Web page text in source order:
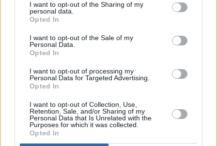
I want to opt-out of the Sharing of my
personal data.
Opted In
I want to opt-out of the Sale of my
Personal Data.
Opted In
I want to opt-out of processing my
Personal Data for Targeted Advertising.
Opted In
I want to opt-out of Collection, Use,
Retention, Sale, and/or Sharing of my
Personal Data that Is Unrelated with the
Purposes for which it was collected.
Opted In
“Μακάρι με την ιατρική να
μπορέσω να βοηθήσω κόσμο”,
λέει ο Ευαγγελινός
«Η επιτυχία μου να περάσω στην ιατρική είναι
μόνο η αρχή. Θέλω να βοηθήσω τον κόσμο
χαρούμενο, αυτό μου αρκεί. Μακάρι να
καταφέρω να ασχοληθώ με μία καινοτόμο
έρευνα, σε μία πρωτότυπη θεραπεία. Όλα